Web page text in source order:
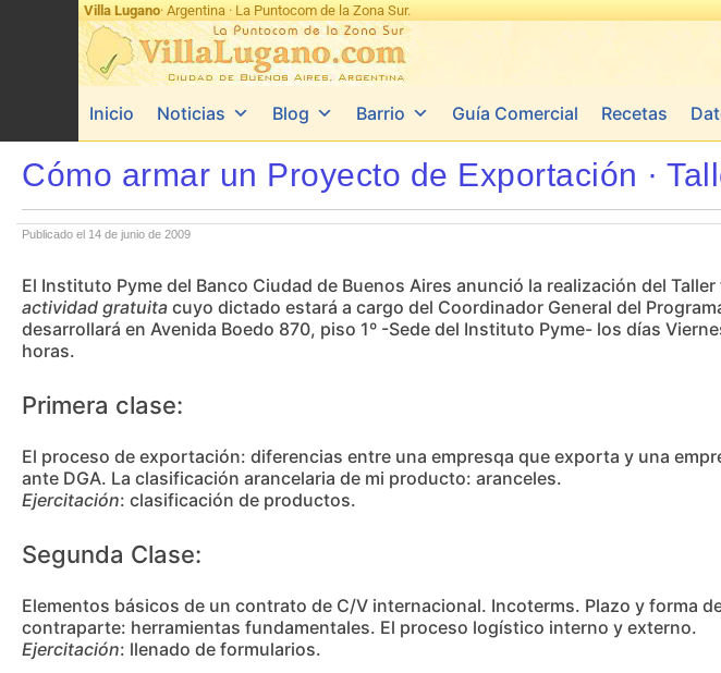
Villa Lugano· Argentina · La Puntocom de la Zona Sur.
Inicio Noticias Blog Barrio Guía Comercial Recetas
Cómo armar un Proyecto de Exportación ·
Publicado el 14 de junio de 2009
El Instituto Pyme del Banco Ciudad de Buenos Aires anunció la realización del
actividad gratuita cuyo dictado estará a cargo del Coordinador General del
desarrollará en Avenida Boedo 870, piso 1º -Sede del Instituto Pyme- los días
horas.
Primera clase:
El proceso de exportación: diferencias entre una empresqa que exporta y una
ante DGA. La clasificación arancelaria de mi producto: aranceles.
Ejercitación: clasificación de productos.
Segunda Clase:
Elementos básicos de un contrato de C/V internacional. Incoterms. Plazo y forma
contraparte: herramientas fundamentales. El proceso logístico interno y externo.
Ejercitación: llenado de formularios.